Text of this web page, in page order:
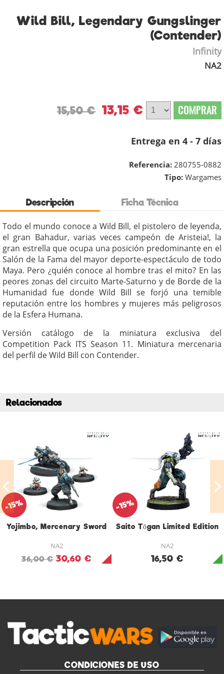
Wild Bill, Legendary Gungslinger
(Contender)
Infinity
NA2
15,50 € 13,15 € COMPRAR
Entrega en 4 - 7 días
Referencia: 280755-0882
Tipo: Wargames
Descripción Ficha Técnica
Todo el mundo conoce a Wild Bill, el pistolero de leyenda,
el gran Bahadur, varias veces campeón de Aristeia!, la
gran estrella que ocupa una posición predominante en el
Salón de la Fama del mayor deporte-espectáculo de todo
Maya. Pero ¿quién conoce al hombre tras el mito? En las
peores zonas del circuito Marte-Saturno y de Borde de la
Humanidad fue donde Wild Bill se forjó una temible
reputación entre los hombres y mujeres más peligrosos
de la Esfera Humana.
Versión catálogo de la miniatura exclusiva del
Competition Pack ITS Season 11. Miniatura mercenaria
del perfil de Wild Bill con Contender.
Relacionados
Yojimbo, Mercenary Sword
NA2
36,00 € 30,60 €
-15%
Saito Tōgan Limited Edition
NA2
16,50 €
-15%
CONDICIONES DE USO